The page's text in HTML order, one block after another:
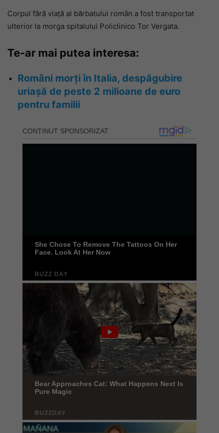
Corpul fără viață al bărbatului român a fost transportat
ulterior la morga spitalului Policlinico Tor Vergata.
Te-ar mai putea interesa:
Români morți în Italia, despăgubire
uriașă de peste 2 milioane de euro
pentru familii